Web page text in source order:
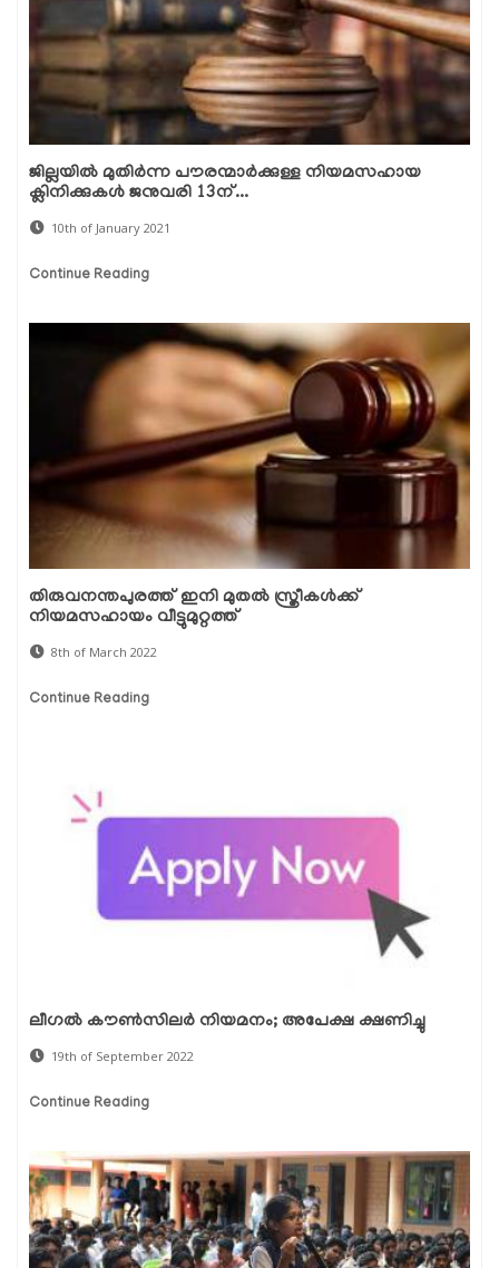
ജില്ലയില്‍ മുതിര്‍ന്ന പൗരന്മാര്‍ക്കുള്ള നിയമസഹായ
ക്ലിനിക്കുകള്‍ ജനുവരി 13ന്...
10th of January 2021
Continue Reading
തിരുവനന്തപുരത്ത് ഇനി മുതൽ സ്ത്രീകൾക്ക്
നിയമസഹായം വീട്ടുമുറ്റത്ത്
8th of March 2022
Continue Reading
ലീഗല്‍ കൗണ്‍സിലര്‍ നിയമനം; അപേക്ഷ ക്ഷണിച്ചു
19th of September 2022
Continue Reading